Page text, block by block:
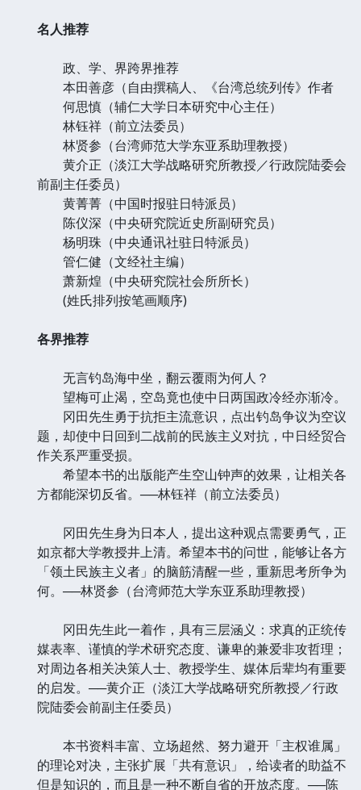
名人推荐
政、学、界跨界推荐
本田善彦（自由撰稿人、《台湾总统列传》作者
何思慎（辅仁大学日本研究中心主任）
林钰祥（前立法委员）
林贤参（台湾师范大学东亚系助理教授）
黄介正（淡江大学战略研究所教授／行政院陆委会
前副主任委员）
黄菁菁（中国时报驻日特派员）
陈仪深（中央研究院近史所副研究员）
杨明珠（中央通讯社驻日特派员）
管仁健（文经社主编）
萧新煌（中央研究院社会所所长）
(姓氏排列按笔画顺序)
各界推荐
无言钓岛海中坐，翻云覆雨为何人？
望梅可止渴，空岛竟也使中日两国政冷经亦渐冷。
冈田先生勇于抗拒主流意识，点出钓岛争议为空议
题，却使中日回到二战前的民族主义对抗，中日经贸合
作关系严重受损。
希望本书的出版能产生空山钟声的效果，让相关各
方都能深切反省。──林钰祥（前立法委员）
冈田先生身为日本人，提出这种观点需要勇气，正
如京都大学教授井上清。希望本书的问世，能够让各方
「领土民族主义者」的脑筋清醒一些，重新思考所争为
何。──林贤参（台湾师范大学东亚系助理教授）
冈田先生此一着作，具有三层涵义：求真的正统传
媒表率、谨慎的学术研究态度、谦卑的兼爱非攻哲理；
对周边各相关决策人士、教授学生、媒体后辈均有重要
的启发。──黄介正（淡江大学战略研究所教授／行政
院陆委会前副主任委员）
本书资料丰富、立场超然、努力避开「主权谁属」
的理论对决，主张扩展「共有意识」，给读者的助益不
但是知识的，而且是一种不断自省的开放态度。──陈